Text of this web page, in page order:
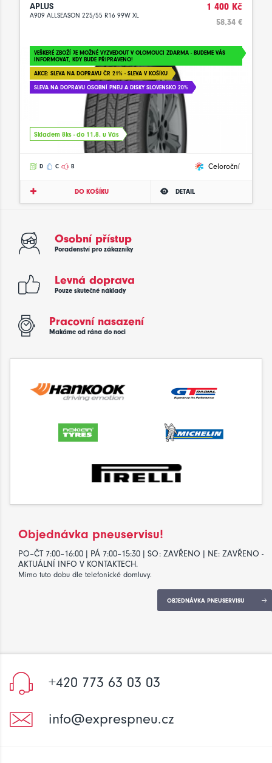
APLUS
A909 ALLSEASON 225/55 R16 99W XL
1 400 Kč
58.34 €
VEŠKERÉ ZBOŽÍ JE MOŽNÉ VYZVEDOUT V OLOMOUCI ZDARMA - BUDEME VÁS
INFORMOVAT, KDY BUDE PŘIPRAVENO!
AKCE: SLEVA NA DOPRAVU ČR 21% - SLEVA V KOŠÍKU
SLEVA NA DOPRAVU OSOBNÍ PNEU A DISKY SLOVENSKO 20%
Skladem 8ks - do 11.8. u Vás
D C B Celoroční
DO KOŠÍKU DETAIL
Osobní přístup
Poradenství pro zákazníky
Levná doprava
Pouze skutečné náklady
Pracovní nasazení
Makáme od rána do noci
Objednávka pneuservisu!
PO–ČT 7:00–16:00 | PÁ 7:00–15:30 | SO: ZAVŘENO | NE: ZAVŘENO -
AKTUÁLNÍ INFO V KONTAKTECH.
Mimo tuto dobu dle telefonické domluvy.
OBJEDNÁVKA PNEUSERVISU
+420 773 63 03 03
info@exprespneu.cz